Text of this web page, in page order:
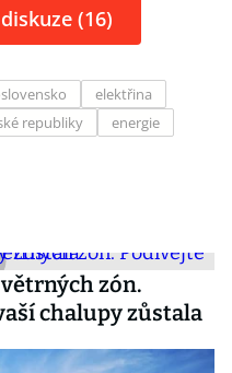
(16)
elektřina
republiky
energie
zón.
chalupy zůstala